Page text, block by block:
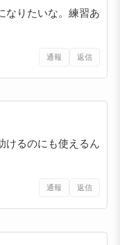
なりたいな。練習あ
通報 返信
けるのにも使えるん
通報 返信